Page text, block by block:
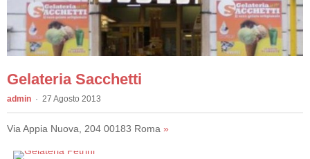
Gelateria Sacchetti
admin 27 Agosto 2013
Via Appia Nuova, 204 00183 Roma »